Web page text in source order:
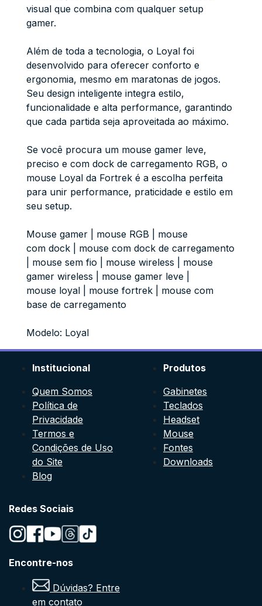
visual que combina com qualquer setup
gamer.
Além de toda a tecnologia, o Loyal foi
desenvolvido para oferecer conforto e
ergonomia, mesmo em maratonas de jogos.
Seu design inteligente integra estilo,
funcionalidade e alta performance, garantindo
que cada partida seja aproveitada ao máximo.
Se você procura um mouse gamer leve,
preciso e com dock de carregamento RGB, o
mouse Loyal da Fortrek é a escolha perfeita
para unir performance, praticidade e estilo em
seu setup.
Mouse gamer | mouse RGB | mouse
com dock | mouse com dock de carregamento
| mouse sem fio | mouse wireless | mouse
gamer wireless | mouse gamer leve |
mouse loyal | mouse fortrek | mouse com
base de carregamento
Modelo: Loyal
Institucional
Quem Somos
Política de
Privacidade
Termos e
Condições de Uso
do Site
Blog
Produtos
Gabinetes
Teclados
Headset
Mouse
Fontes
Downloads
Redes Sociais
Encontre-nos
Dúvidas? Entre
em contato